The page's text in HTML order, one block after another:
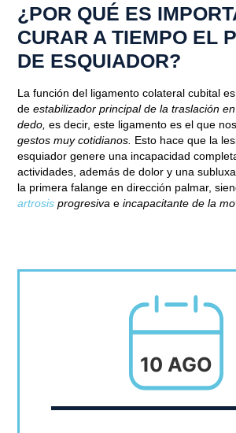
¿POR QUÉ ES
CURAR A TIEMPO EL
DE ESQUIADOR?
La función del ligamento colateral cubital
deestabilizador principal de la traslación
dedo, es decir, este ligamento es el que
gestos muy cotidianos. Esto hace que la
esquiador genere una incapacidad
actividades, además de dolor y una
la primera falange en dirección palmar,
artrosis progresiva eincapacitante de la
10 AGO